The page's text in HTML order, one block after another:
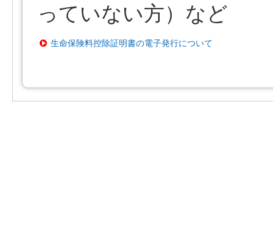
っていない方）など
生命保険料控除証明書の電子発行について